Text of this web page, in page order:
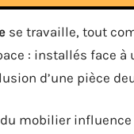
se travaille, tout
: installés face
d’une pièce
mobilier